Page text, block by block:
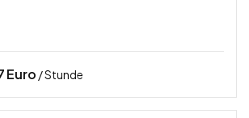
Euro / Stunde